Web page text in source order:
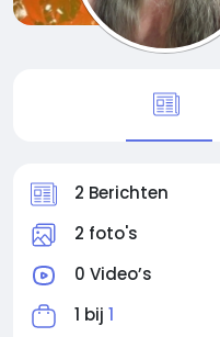
2 Berichten
2 foto's
0 Video’s
1 bij 1